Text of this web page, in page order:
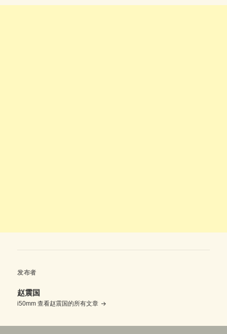
发布者
赵震国
i50mm查看赵震国的所有文章